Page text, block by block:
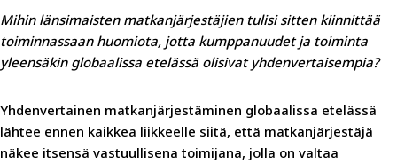
Mihin länsimaisten matkanjärjestäjien tulisi sitten kiinnittää
toiminnassaan huomiota, jotta kumppanuudet ja toiminta
yleensäkin globaalissa etelässä olisivat yhdenvertaisempia?
Yhdenvertainen matkanjärjestäminen globaalissa etelässä
lähtee ennen kaikkea liikkeelle siitä, että matkanjärjestäjä
näkee itsensä vastuullisena toimijana, jolla on valtaa